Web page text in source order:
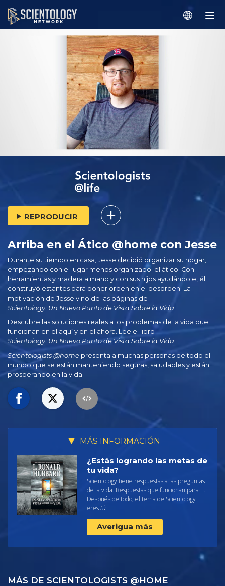
REPRODUCIR
Arriba en el Ático @home con Jesse
Durante su tiempo en casa, Jesse decidió organizar su hogar,
empezando con el lugar menos organizado: el ático. Con
herramientas y madera a mano y con sus hijos ayudándole, él
construyó estantes para poner orden en el desorden. La
motivación de Jesse vino de las páginas de
Scientology: Un Nuevo Punto de Vista Sobre la Vida
Descubre las soluciones reales a los problemas de la vida que
funcionan en el aquí y en el ahora. Lee el libro
Scientology: Un Nuevo Punto de Vista Sobre la Vida.
Scientologists @home presenta a muchas personas de todo el
mundo que se están manteniendo seguras, saludables y están
prosperando en la vida.
MÁS INFORMACIÓN
¿Estás logrando las metas de
tu vida?
Scientology tiene respuestas a las preguntas
de la vida. Respuestas que funcionan para ti.
Después de todo, el tema de Scientology
erestú.
Averigua más
MÁS DE SCIENTOLOGISTS @HOME